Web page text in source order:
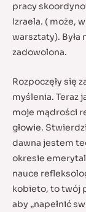
pracy
Izraela. ( może,
warsztaty). Była
zadowolona.
Rozpoczęły się
myślenia. Teraz
moje mądrości
głowie.
dawna jestem
okresie
nauce
kobieto, to twój
aby „napełnić